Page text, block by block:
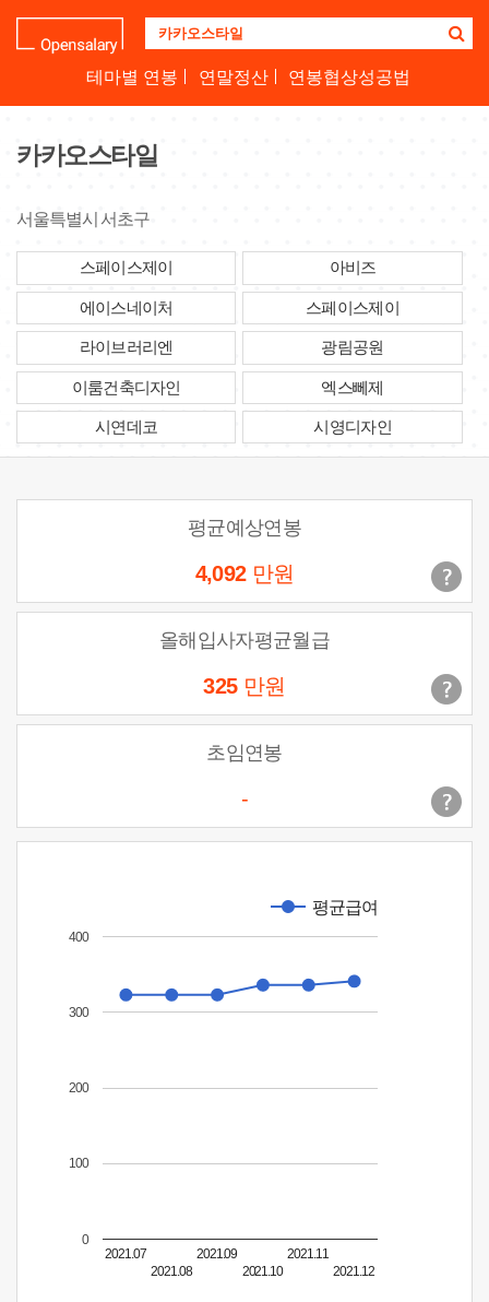
업
명
하
테마별 연봉 연말정산 연봉협상성공법
카카오스타일
서울특별시 서초구
스페이스제이 아비즈
에이스네이처 스페이스제이
라이브러리엔 광림공원
이룸건축디자인 엑스뻬제
시연데코 시영디자인
평균예상연봉
4,092 만원
올해입사자평균월급
325 만원
초임연봉
-
평균급여
2021.07
2021.08
2021.09
2021.10
2021.11
2021.12
0
100
200
300
400